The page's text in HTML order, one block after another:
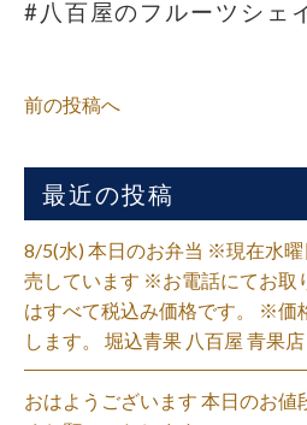
#八百屋のフルーツシェ
前の投稿へ
最近の投稿
8/5(水) 本日のお弁当 ※現在水
売しています ※お電話にてお取
はすべて税込み価格です。 ※価
します。 堀込青果 八百屋 青果
おはようございます 本日のお値